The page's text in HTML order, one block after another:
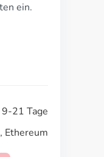
ein.
9-21 Tage
Ethereum